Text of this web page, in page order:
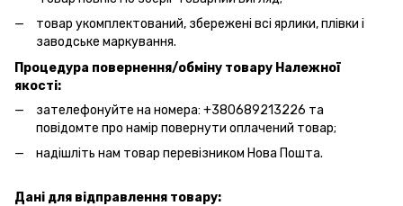
товар укомплектований, збережені всі ярлики, плівки і
заводське маркування.
Процедура повернення/обміну товару Належної
якості:
зателефонуйте на номера: +380689213226 та
повідомте про намір повернути оплачений товар;
надішліть нам товар перевізником Нова Пошта.
Дані для відправлення товару: